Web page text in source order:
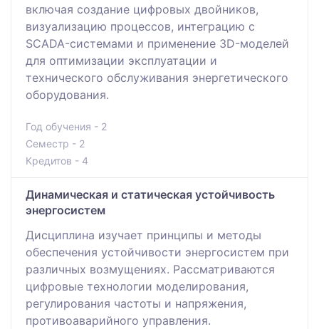
включая создание цифровых двойников,
визуализацию процессов, интеграцию с
SCADA-системами и применение 3D-моделей
для оптимизации эксплуатации и
технического обслуживания энергетического
оборудования.
Год обучения - 2
Семестр - 2
Кредитов - 4
Динамическая и статическая устойчивость
энергосистем
Дисциплина изучает принципы и методы
обеспечения устойчивости энергосистем при
различных возмущениях. Рассматриваются
цифровые технологии моделирования,
регулирования частоты и напряжения,
противоаварийного управления.